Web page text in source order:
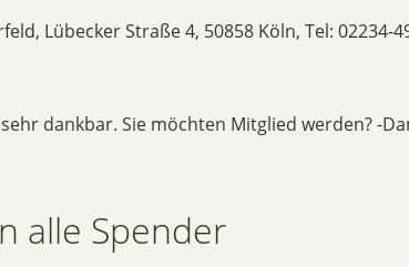
Lübecker Straße 4, 50858 Köln, Tel: 02234-
dankbar. Sie möchten Mitglied werden? -
alle Spender